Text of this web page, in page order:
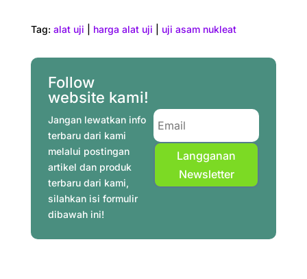
b
o
o
n
e
r
e
t
r
s
p
g
a
m
n
e
n
l
a
e
Tag: alat uji harga alat uji uji asam nukleat
Follow
website kami!
Jangan lewatkan info
terbaru dari kami
melalui postingan
artikel dan produk
terbaru dari kami,
silahkan isi formulir
dibawah ini!
Langganan
Newsletter